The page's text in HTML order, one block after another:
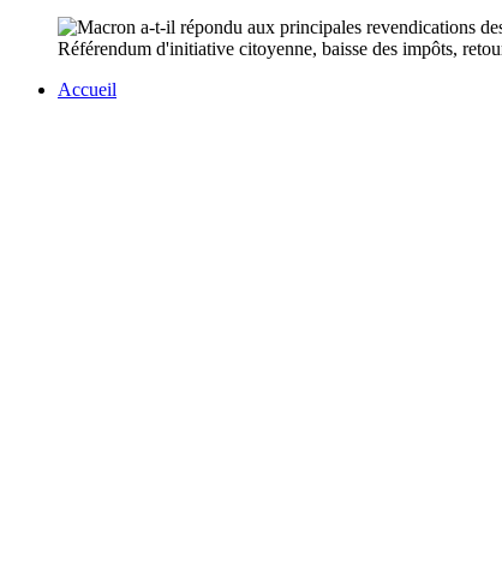
Référendum d'initiative citoyenne, baisse des impôts,
Accueil